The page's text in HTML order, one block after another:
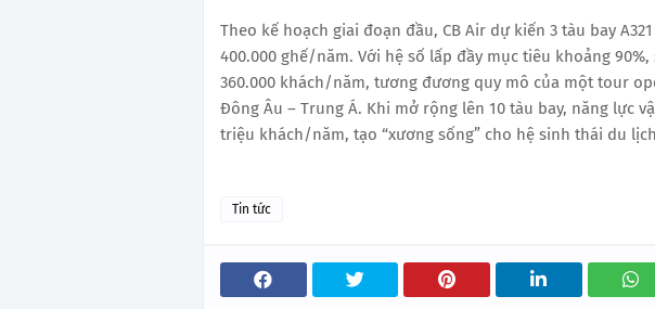
Theo kế hoạch giai đoạn đầu, CB Air dự kiến 3 tàu bay
400.000 ghế/năm. Với hệ số lấp đầy mục tiêu khoảng 90%,
360.000 khách/năm, tương đương quy mô của một tour
Đông Âu – Trung Á. Khi mở rộng lên 10 tàu bay, năng lực
triệu khách/năm, tạo “xương sống” cho hệ sinh thái du
Tin tức